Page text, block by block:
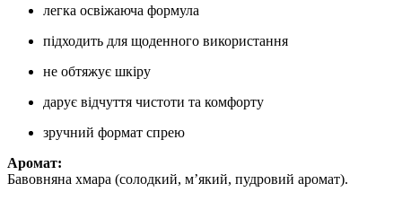
легка освіжаюча формула
підходить для щоденного використання
не обтяжує шкіру
дарує відчуття чистоти та комфорту
зручний формат спрею
Аромат:
Бавовняна хмара (солодкий, м’який, пудровий аромат).